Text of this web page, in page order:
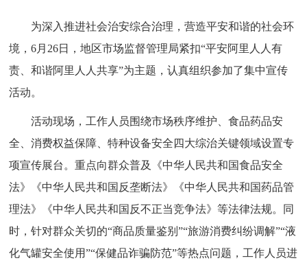
为深入推进社会治安综合治理，营造平安和谐的社会环
境，6月26日，地区市场监督管理局紧扣“平安阿里人人有
责、和谐阿里人人共享”为主题，认真组织参加了集中宣传
活动。
活动现场，工作人员围绕市场秩序维护、食品药品安
全、消费权益保障、特种设备安全四大综治关键领域设置专
项宣传展台。重点向群众普及《中华人民共和国食品安全
法》《中华人民共和国反垄断法》《中华人民共和国药品管
理法》《中华人民共和国反不正当竞争法》等法律法规。同
时，针对群众关切的“商品质量鉴别”“旅游消费纠纷调解”“液
化气罐安全使用”“保健品诈骗防范”等热点问题，工作人员进